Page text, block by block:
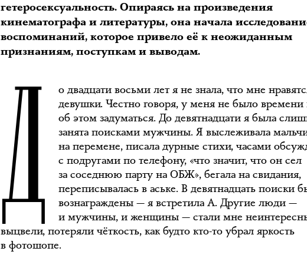
гетеросексуальность. Опираясь на произведения
кинематографа и литературы, она начала
воспоминаний, которое привело её к неожиданным
признаниям, поступкам и выводам.
Д
о двадцати восьми лет я не знала, что мне
девушки. Честно говоря, у меня не было времени
об этом задуматься. До девятнадцати я была
занята поисками мужчины. Я выслеживала
на перемене, писала дурные стихи, часами
с подругами по телефону, «что значит, что он сел
за соседнюю парту на ОБЖ», бегала на свидания,
переписывалась в аське. В девятнадцать поиски
вознаграждены — я встретила А. Другие люди —
и мужчины, и женщины — стали мне
выцвели, потеряли чёткость, как будто кто-то убрал яркость
в фотошопе.